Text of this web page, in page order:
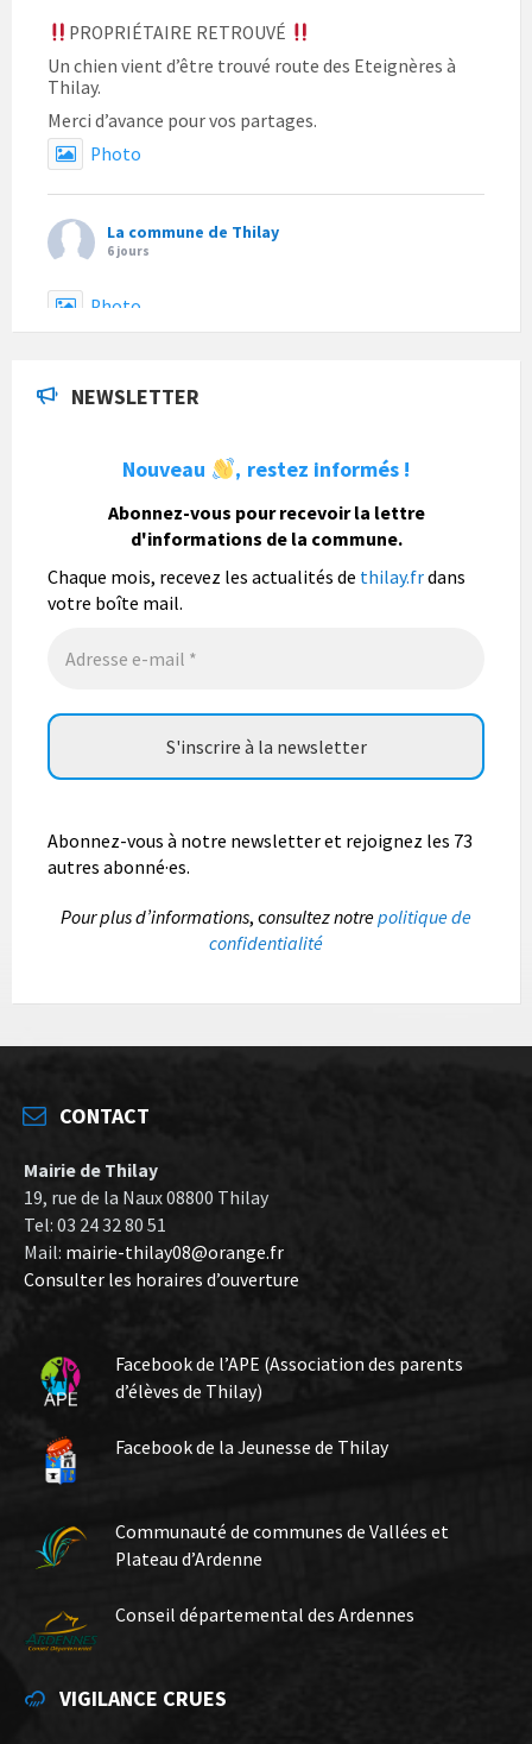
PROPRIÉTAIRE RETROUVÉ
Un chien vient d’être trouvé route des Eteignères à
Thilay.
Merci d’avance pour vos partages.
Photo
La commune de Thilay
6 jours
Photo
6 jours
1 semaine
août.
Photo
NEWSLETTER
Nouveau , restez informés !
Abonnez-vous pour recevoir la lettre
d'informations de la commune.
Chaque mois, recevez les actualités de thilay.frdans
votre boîte mail.
Abonnez-vous à notre newsletter et rejoignez les 73
autres abonné·es.
Pour plus d’informations, consultez notrepolitique de
confidentialité
CONTACT
Mairie de Thilay
19, rue de la Naux 08800 Thilay
Tel: 03 24 32 80 51
Mail: mairie-thilay08@orange.fr
Consulter les horaires d’ouverture
Facebook de l’APE (Association des parents
d’élèves de Thilay)
Facebook de la Jeunesse de Thilay
Communauté de communes de Vallées et
Plateau d’Ardenne
Conseil départemental des Ardennes
VIGILANCE CRUES